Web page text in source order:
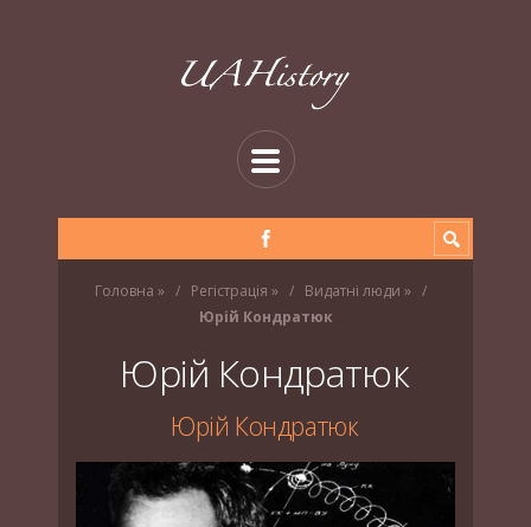
Головна » Регістрація » Видатні люди »
Юрій Кондратюк
Юрій Кондратюк
Юрій Кондратюк